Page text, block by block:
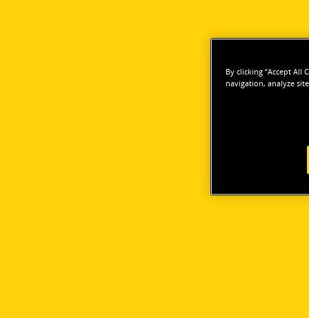
By clicking “Accept All
navigation, analyze